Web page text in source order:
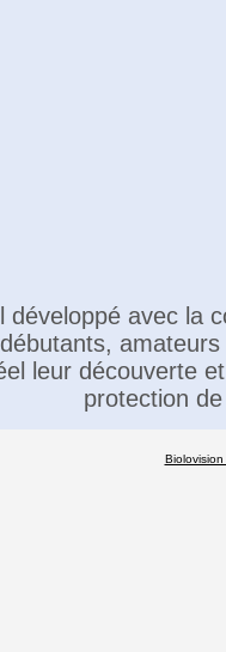
développé avec la
leur découverte
protection
Biolovision